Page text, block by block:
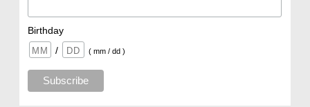
Birthday
/
( mm / dd )